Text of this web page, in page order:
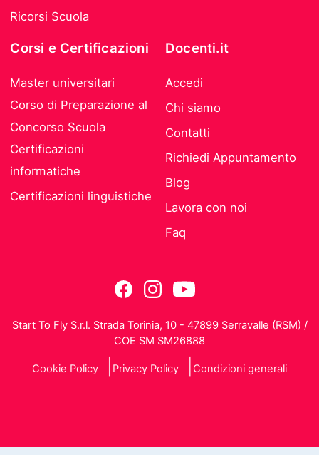
Ricorsi Scuola
Corsi e Certificazioni
Master universitari
Corso di Preparazione al
Concorso Scuola
Certificazioni
informatiche
Certificazioni linguistiche
Docenti.it
Accedi
Chi siamo
Contatti
Richiedi Appuntamento
Blog
Lavora con noi
Faq
Start To Fly S.r.l. Strada Torinia, 10 - 47899 Serravalle (RSM) /
COE SM SM26888
Cookie Policy Privacy Policy Condizioni generali